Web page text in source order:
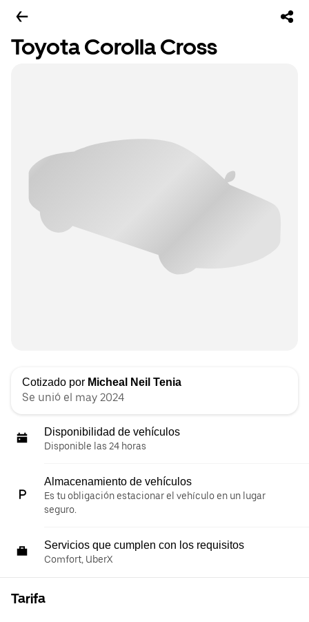
Toyota Corolla Cross
Cotizado por Micheal Neil Tenia
Se unió el may 2024
Disponibilidad de vehículos
Disponible las 24 horas
Almacenamiento de vehículos
Es tu obligación estacionar el vehículo en un lugar
seguro.
Servicios que cumplen con los requisitos
Comfort, UberX
Tarifa